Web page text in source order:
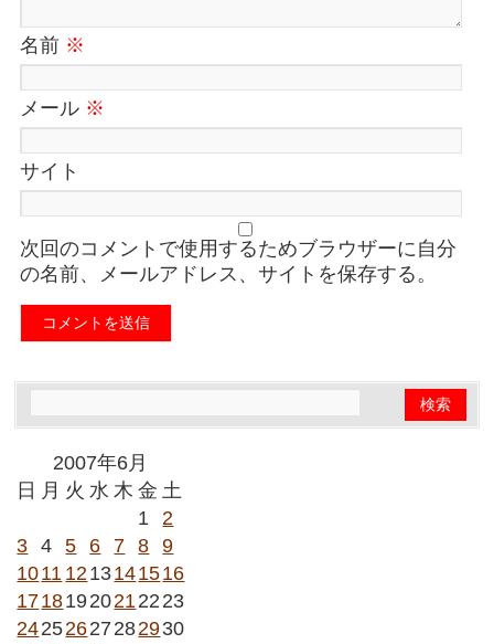
名前 ※
メール ※
サイト
次回のコメントで使用するためブラウザーに自分
の名前、メールアドレス、サイトを保存する。
2007年6月
日 月 火 水 木 金 土
1
2
3
4 5 6 7 8
9
1011 1213141516
171819202122 23
24252627 282930